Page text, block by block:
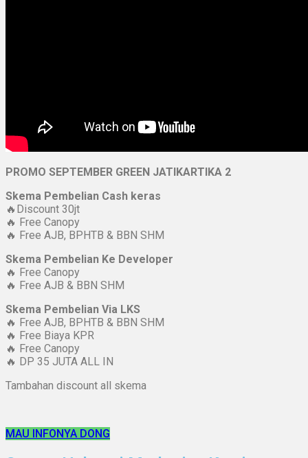
PROMO SEPTEMBER GREEN JATIKARTIKA 2
Skema Pembelian Cash keras
🔥Discount 30jt
🔥 Free Canopy
🔥 Free AJB, BPHTB & BBN SHM
Skema Pembelian Ke Developer
🔥 Free Canopy
🔥 Free AJB & BBN SHM
Skema Pembelian Via LKS
🔥 Free AJB, BPHTB & BBN SHM
🔥 Free Biaya KPR
🔥 Free Canopy
🔥 DP 35 JUTA ALL IN
Tambahan discount all skema
MAU INFONYA DONG